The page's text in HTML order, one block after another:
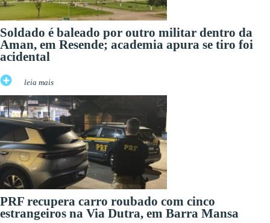
Soldado é baleado por outro militar dentro da
Aman, em Resende; academia apura se tiro foi
acidental
leia mais
PRF recupera carro roubado com cinco
estrangeiros na Via Dutra, em Barra Mansa